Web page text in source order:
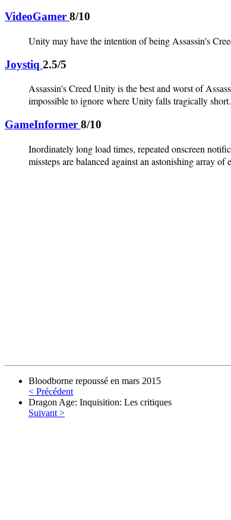
VideoGamer 8/10
Unity may have the intention of being Assassin’s
Joystiq 2.5/5
Assassin's Creed Unity is the best and worst of
impossible to ignore where Unity falls tragically short.
GameInformer 8/10
Inordinately long load times, repeated onscreen
missteps are balanced against an astonishing array
Bloodborne repoussé en mars 2015
< Précédent
Dragon Age: Inquisition: Les critiques
Suivant >